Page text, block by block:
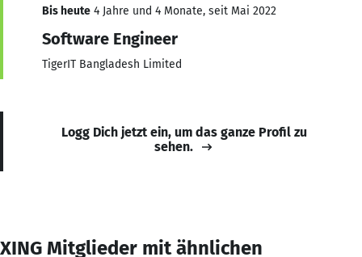
Bis heute 4 Jahre und 4 Monate, seit Mai 2022
Software Engineer
TigerIT Bangladesh Limited
Logg Dich jetzt ein, um das ganze Profil zu
sehen.
XING Mitglieder mit ähnlichen